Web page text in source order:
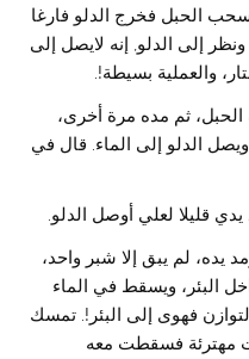
الحبل فخرج الدلو فارغا
إلى الدلو, إنه لايصل إلى
والعملية بسيطة!.
ثم مده مرة أخرى،
الدلو إلى الماء. قال في
قليلا لعلي أوصل الدلو.
لم يبق إلا شبر واحد،
البئر، ويسقط في الماء
فهوى إلى البئر!. تمسك
مهترئة فسقطت معه